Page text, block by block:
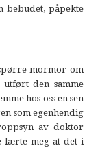
bebudet, påpekte
mormor om
den samme
hos oss en sen
som egenhendig
av doktor
lærte meg at det i